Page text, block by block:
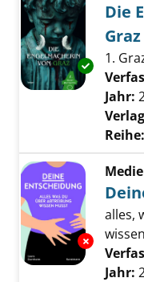
Die
Graz
1.
Jahr:
Reihe:
alles,
Jahr: